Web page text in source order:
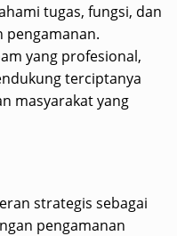
tugas, fungsi, dan
pengamanan.
yang profesional,
terciptanya
masyarakat yang
strategis sebagai
pengamanan